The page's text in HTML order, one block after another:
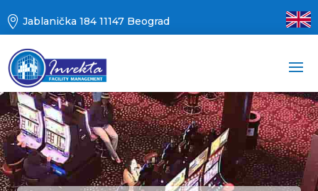
 Jablanička 184 11147 Beograd